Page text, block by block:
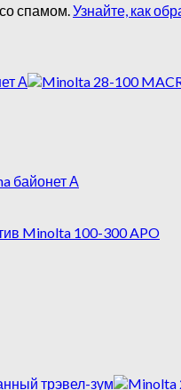
спамом. Узнайте, как
байонет А